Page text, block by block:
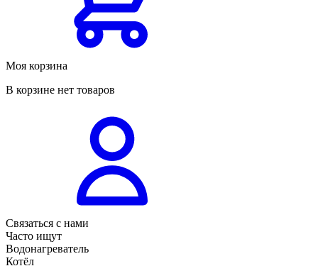
Моя корзина
В корзине нет товаров
Связаться с нами
Часто ищут
Водонагреватель
Котёл